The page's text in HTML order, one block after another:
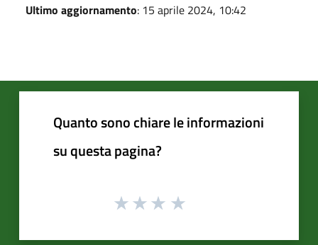
Ultimo aggiornamento: 15 aprile 2024, 10:42
Quanto sono chiare le informazioni
su questa pagina?